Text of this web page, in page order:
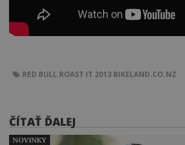
RED BULL ROAST IT 2013 BIKELAND.CO.NZ
ČÍTAŤ ĎALEJ
NOVINKY